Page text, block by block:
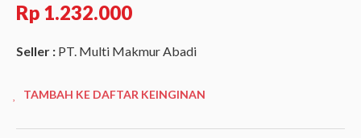
Rp 1.232.000
Seller : PT. Multi Makmur Abadi
TAMBAH KE DAFTAR KEINGINAN